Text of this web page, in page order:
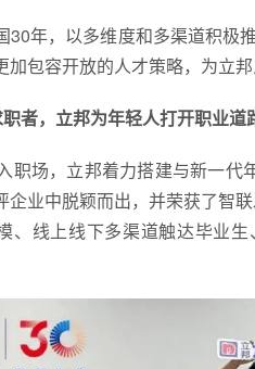
30年，以多维度和多渠道积极
加包容开放的人才策略，为立
者，立邦为年轻人打开职业道
职场，立邦着力搭建与新一代
企业中脱颖而出，并荣获了智
、线上线下多渠道触达毕业